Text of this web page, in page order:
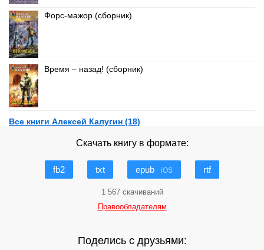
Форс-мажор (сборник)
Время – назад! (сборник)
Все книги Алексей Калугин (18)
Скачать книгу в формате:
fb2 txt epub iOS rtf
1 567 скачиваний
Правообладателям
Поделись с друзьями: